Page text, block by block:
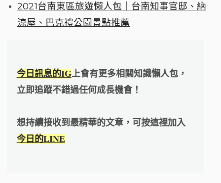
2021台南東區旅遊懶人包｜台南知事官邸、納
涼屋、巴克禮公園景點推薦
今日訊息的IG上會有更多相關知識懶人包，
立即追蹤不錯過任何成長機會！
想持續接收到最精華的文章，可按這裡加入
今日的LINE